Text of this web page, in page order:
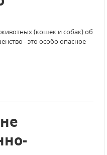
(кошек и собак) об
- это особо опасное